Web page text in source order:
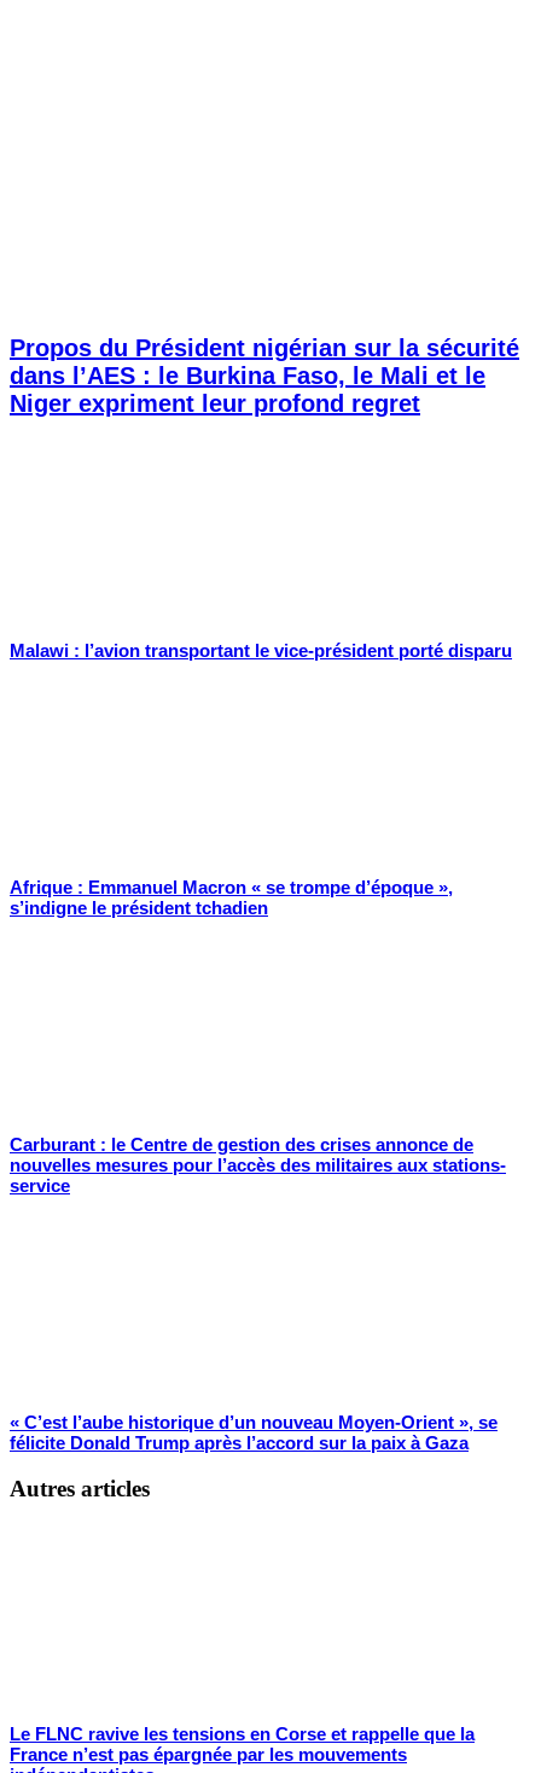
Propos du Président nigérian sur la sécurité
dans l’AES : le Burkina Faso, le Mali et le
Niger expriment leur profond regret
Malawi : l’avion transportant le vice-président porté disparu
Afrique : Emmanuel Macron « se trompe d’époque »,
s’indigne le président tchadien
Carburant : le Centre de gestion des crises annonce de
nouvelles mesures pour l’accès des militaires aux stations-
service
« C’est l’aube historique d’un nouveau Moyen-Orient », se
félicite Donald Trump après l’accord sur la paix à Gaza
Autres articles
Le FLNC ravive les tensions en Corse et rappelle que la
France n’est pas épargnée par les mouvements